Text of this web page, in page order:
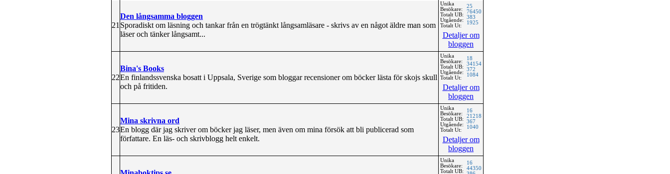
21
Den långsamma bloggen
Sporadiskt om läsning och tankar från en trögtänkt långsamläsare - skrivs av en något äldre man som
läser och tänker långsamt...
Unika
Besökare:
Totalt UB:
Utgående:
Totalt Ut:
25
76450
383
1925
Detaljer om
bloggen
22
Bina's Books
En finlandssvenska bosatt i Uppsala, Sverige som bloggar recensioner om böcker lästa för skojs skull
och på fritiden.
Unika
Besökare:
Totalt UB:
Utgående:
Totalt Ut:
18
34154
372
1084
Detaljer om
bloggen
23
Mina skrivna ord
En blogg där jag skriver om böcker jag läser, men även om mina försök att bli publicerad som
författare. En läs- och skrivblogg helt enkelt.
Unika
Besökare:
Totalt UB:
Utgående:
Totalt Ut:
16
21218
367
1040
Detaljer om
bloggen
Unika
Besökare:
Totalt UB:
16
44350